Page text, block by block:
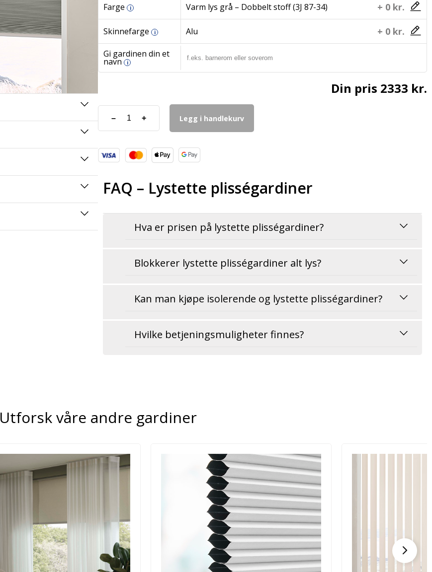
Farge i Varm lys grå – Dobbelt stoff (3J 87-34) + 0 kr.
Skinnefarge i Alu + 0 kr.
Gi gardinen din et
navn i
Din pris 2333 kr.
– + Legg i handlekurv
FAQ – Lystette plisségardiner
Hva er prisen på lystette plisségardiner?
Blokkerer lystette plisségardiner alt lys?
Kan man kjøpe isolerende og lystette plisségardiner?
Hvilke betjeningsmuligheter finnes?
Utforsk våre andre gardiner